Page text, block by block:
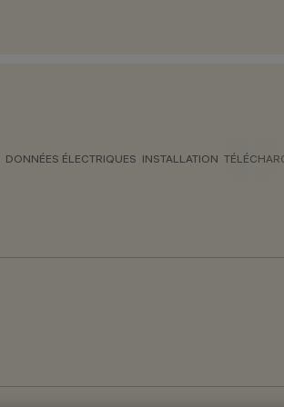
DONNÉES ÉLECTRIQUES INSTALLATION